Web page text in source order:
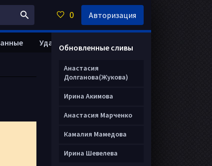
Удалить анкету
Обновленные сливы
Анастасия
Долганова(Жукова)
Ирина Акимова
Анастасия Марченко
Камалия Мамедова
Ирина Шевелева
0 Авторизация